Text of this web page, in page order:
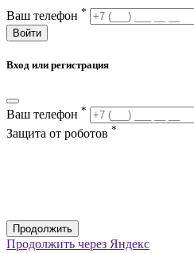
Ваш телефон *
Войти
Вход или регистрация
Ваш телефон *
Защита от роботов *
Продолжить
Продолжить через Яндекс